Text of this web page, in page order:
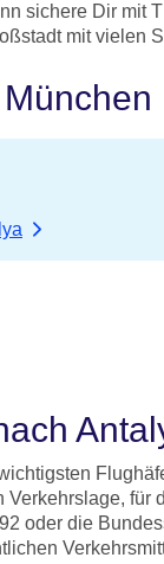
sichere Dir
mit
oder die